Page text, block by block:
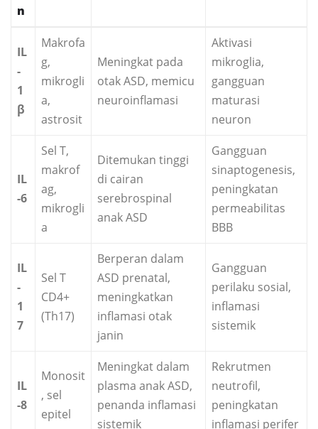
n
IL
-
1
β
Makrofa
g,
mikrogli
a,
astrosit
Meningkat pada
otak ASD, memicu
neuroinflamasi
Aktivasi
mikroglia,
gangguan
maturasi
neuron
IL
-6
Sel T,
makrof
ag,
mikrogli
a
Ditemukan tinggi
di cairan
serebrospinal
anak ASD
Gangguan
sinaptogenesis,
peningkatan
permeabilitas
BBB
IL
-
1
7
Sel T
CD4+
(Th17)
Berperan dalam
ASD prenatal,
meningkatkan
inflamasi otak
janin
Gangguan
perilaku sosial,
inflamasi
sistemik
IL
-8
Monosit
, sel
epitel
Meningkat dalam
plasma anak ASD,
penanda inflamasi
sistemik
Rekrutmen
neutrofil,
peningkatan
inflamasi perifer